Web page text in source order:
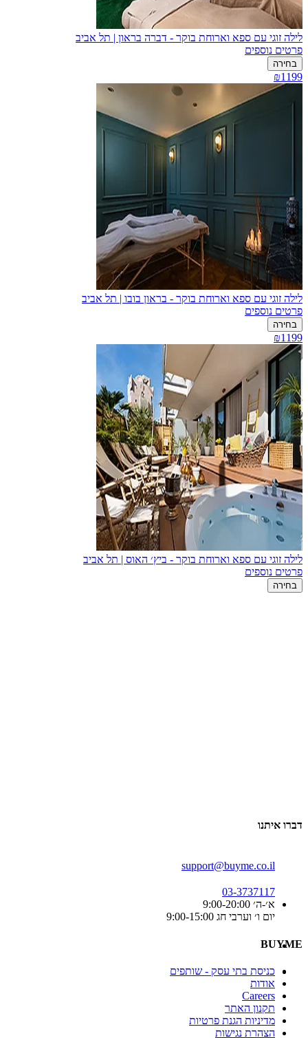
לילה זוגי עם ספא וארוחת בוקר - דברה בראון | תל אביב
פרטים נוספים
בחירה
₪1199
לילה זוגי עם ספא וארוחת בוקר - בראון בובו | תל אביב
פרטים נוספים
בחירה
₪1199
לילה זוגי עם ספא וארוחת בוקר - ביץ׳ האוס | תל אביב
פרטים נוספים
בחירה
דברו איתנו
support@buyme.co.il
03-3737117
א׳-ה׳ 9:00-20:00
יום ו׳ וערבי חג 9:00-15:00
BUYME
כניסת בתי עסק - שותפים
אודות
Careers
תקנון האתר
מדיניות הגנת פרטיות
הצהרת נגישות